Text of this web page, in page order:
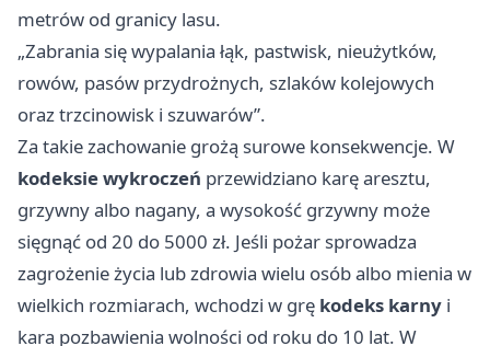
metrów od granicy lasu.
„Zabrania się wypalania łąk, pastwisk, nieużytków,
rowów, pasów przydrożnych, szlaków kolejowych
oraz trzcinowisk i szuwarów”.
Za takie zachowanie grożą surowe konsekwencje. W
kodeksie wykroczeń przewidziano karę aresztu,
grzywny albo nagany, a wysokość grzywny może
sięgnąć od 20 do 5000 zł. Jeśli pożar sprowadza
zagrożenie życia lub zdrowia wielu osób albo mienia w
wielkich rozmiarach, wchodzi w grę kodeks karny i
kara pozbawienia wolności od roku do 10 lat. W